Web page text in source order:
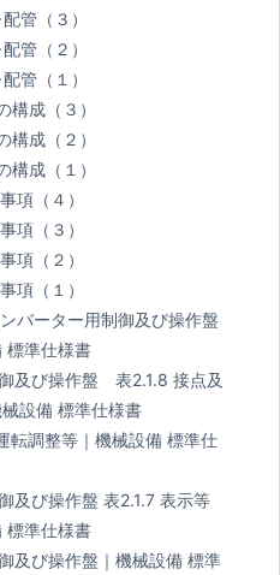
管（３）
管（２）
管（１）
構成（３）
構成（２）
構成（１）
項（４）
項（３）
項（２）
項（１）
バーター用制御及び操作盤
標準仕様書
及び操作盤 表2.1.8 接点及
設備 標準仕様書
転調整等｜機械設備 標準仕
及び操作盤 表2.1.7 表示等
標準仕様書
及び操作盤｜機械設備 標準